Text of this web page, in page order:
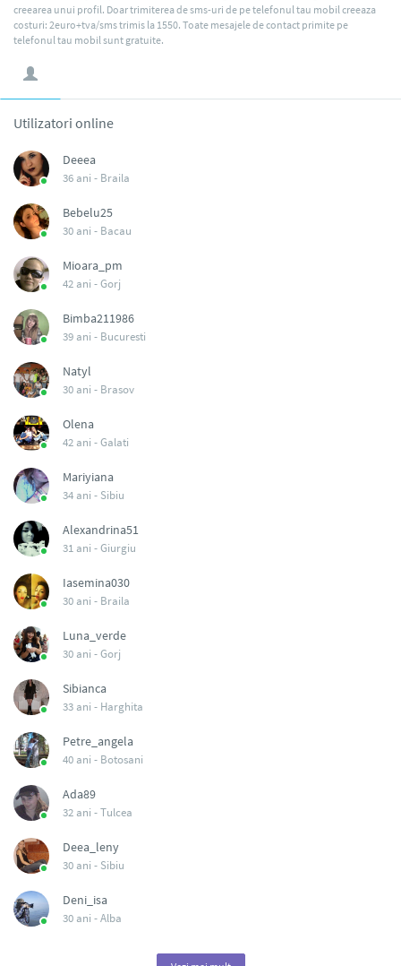
creearea unui profil. Doar trimiterea de sms-uri de pe telefonul tau mobil creeaza
costuri: 2euro+tva/sms trimis la 1550. Toate mesajele de contact primite pe
telefonul tau mobil sunt gratuite.
Utilizatori online
Deeea
36 ani - Braila
Bebelu25
30 ani - Bacau
Mioara_pm
42 ani -Gorj
Bimba211986
39 ani - Bucuresti
Natyl
30 ani - Brasov
Olena
42 ani -Galati
Mariyiana
34 ani - Sibiu
Alexandrina51
31 ani -Giurgiu
Iasemina030
30 ani - Braila
Luna_verde
30 ani -Gorj
Sibianca
33 ani - Harghita
Petre_angela
40 ani - Botosani
Ada89
32 ani -Tulcea
Deea_leny
30 ani - Sibiu
Deni_isa
30 ani -Alba